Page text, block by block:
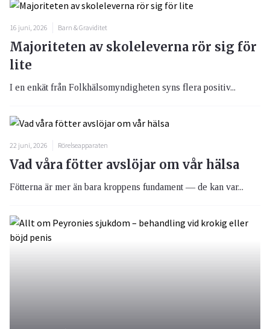
16 juni, 2026 Barn & Graviditet
Majoriteten av skoleleverna rör sig för
lite
I en enkät från Folkhälsomyndigheten syns flera positiv...
22 juni, 2026 Rörelseapparaten
Vad våra fötter avslöjar om vår hälsa
Fötterna är mer än bara kroppens fundament — de kan var...